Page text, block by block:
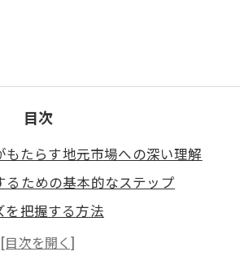
目次
たらす地元市場への深い理解
るための基本的なステップ
を把握する方法
場の歴史とその影響